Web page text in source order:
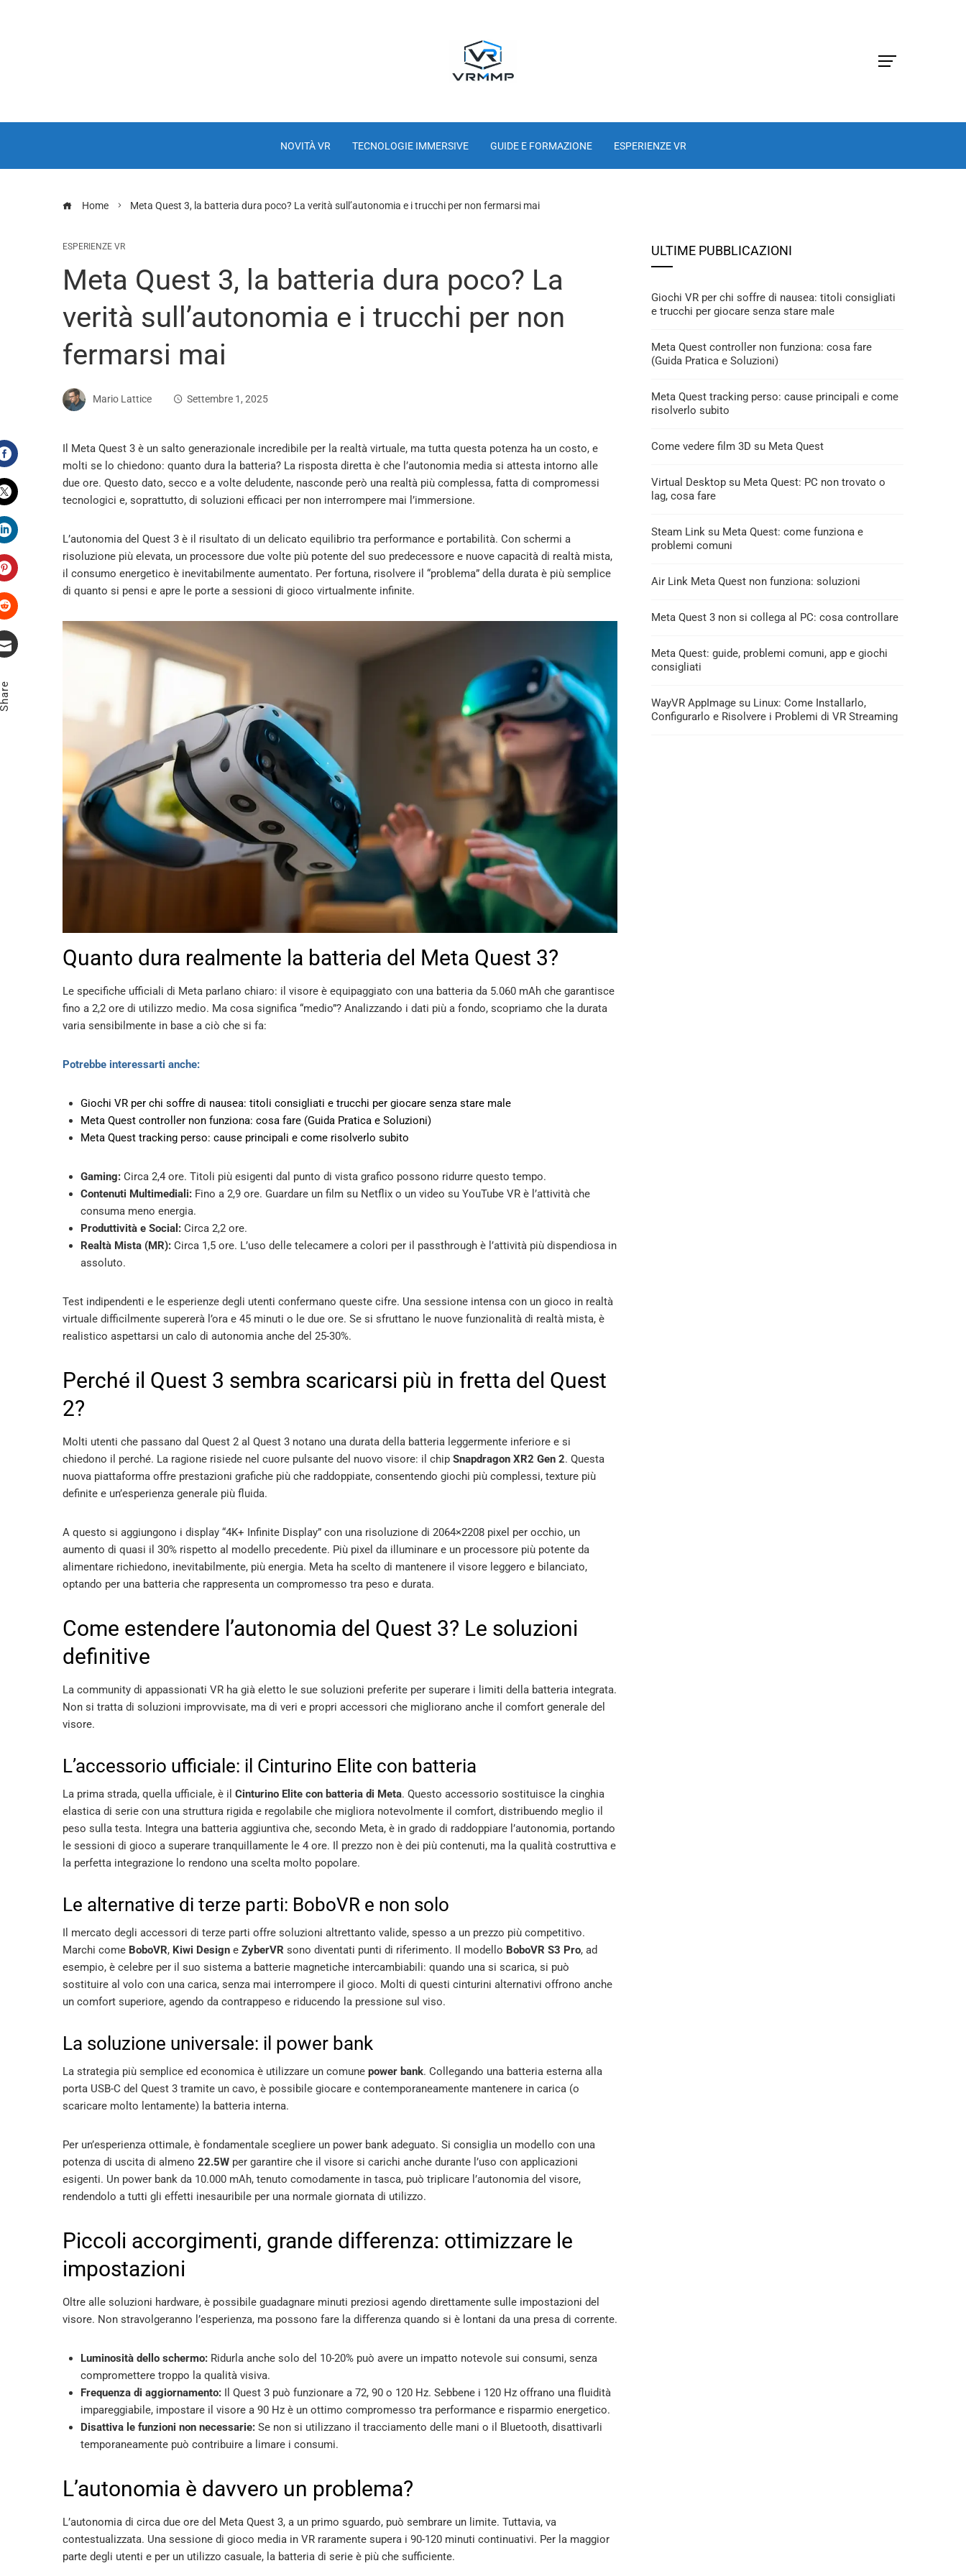
NOVITÀ VR TECNOLOGIE IMMERSIVE GUIDE E FORMAZIONE ESPERIENZE VR
Home Meta Quest 3, la batteria dura poco? La verità sull’autonomia e i trucchi per non fermarsi mai
ESPERIENZE VR
Meta Quest 3, la batteria dura poco? La
verità sull’autonomia e i trucchi per non
fermarsi mai
Mario Lattice Settembre 1, 2025
Facebook
Twitter
LinkedIn
Pinterest
Stumbleupon
Il Meta Quest 3 è un salto generazionale incredibile per la realtà virtuale, ma tutta questa potenza ha un costo, e
molti se lo chiedono: quanto dura la batteria? La risposta diretta è che l’autonomia media si attesta intorno alle
due ore. Questo dato, secco e a volte deludente, nasconde però una realtà più complessa, fatta di compromessi
tecnologici e, soprattutto, di soluzioni efficaci per non interrompere mai l’immersione.
L’autonomia del Quest 3 è il risultato di un delicato equilibrio tra performance e portabilità. Con schermi a
risoluzione più elevata, un processore due volte più potente del suo predecessore e nuove capacità di realtà mista,
il consumo energetico è inevitabilmente aumentato. Per fortuna, risolvere il “problema” della durata è più semplice
di quanto si pensi e apre le porte a sessioni di gioco virtualmente infinite.
Quanto dura realmente la batteria del Meta Quest 3?
Le specifiche ufficiali di Meta parlano chiaro: il visore è equipaggiato con una batteria da 5.060 mAh che garantisce
fino a 2,2 ore di utilizzo medio. Ma cosa significa “medio”? Analizzando i dati più a fondo, scopriamo che la durata
varia sensibilmente in base a ciò che si fa:
Potrebbe interessarti anche:
Giochi VR per chi soffre di nausea: titoli consigliati e trucchi per giocare senza stare male
Meta Quest controller non funziona: cosa fare (Guida Pratica e Soluzioni)
Meta Quest tracking perso: cause principali e come risolverlo subito
Gaming: Circa 2,4 ore. Titoli più esigenti dal punto di vista grafico possono ridurre questo tempo.
Contenuti Multimediali: Fino a 2,9 ore. Guardare un film su Netflix o un video su YouTube VR è l’attività che
consuma meno energia.
Produttività e Social: Circa 2,2 ore.
Realtà Mista (MR): Circa 1,5 ore. L’uso delle telecamere a colori per il passthrough è l’attività più dispendiosa in
assoluto.
Test indipendenti e le esperienze degli utenti confermano queste cifre. Una sessione intensa con un gioco in realtà
virtuale difficilmente supererà l’ora e 45 minuti o le due ore. Se si sfruttano le nuove funzionalità di realtà mista, è
realistico aspettarsi un calo di autonomia anche del 25-30%.
Perché il Quest 3 sembra scaricarsi più in fretta del Quest
2?
Molti utenti che passano dal Quest 2 al Quest 3 notano una durata della batteria leggermente inferiore e si
chiedono il perché. La ragione risiede nel cuore pulsante del nuovo visore: il chip Snapdragon XR2 Gen 2. Questa
nuova piattaforma offre prestazioni grafiche più che raddoppiate, consentendo giochi più complessi, texture più
definite e un’esperienza generale più fluida.
A questo si aggiungono i display “4K+ Infinite Display” con una risoluzione di 2064×2208 pixel per occhio, un
aumento di quasi il 30% rispetto al modello precedente. Più pixel da illuminare e un processore più potente da
alimentare richiedono, inevitabilmente, più energia. Meta ha scelto di mantenere il visore leggero e bilanciato,
optando per una batteria che rappresenta un compromesso tra peso e durata.
Come estendere l’autonomia del Quest 3? Le soluzioni
definitive
La community di appassionati VR ha già eletto le sue soluzioni preferite per superare i limiti della batteria integrata.
Non si tratta di soluzioni improvvisate, ma di veri e propri accessori che migliorano anche il comfort generale del
visore.
L’accessorio ufficiale: il Cinturino Elite con batteria
La prima strada, quella ufficiale, è il Cinturino Elite con batteria di Meta. Questo accessorio sostituisce la cinghia
elastica di serie con una struttura rigida e regolabile che migliora notevolmente il comfort, distribuendo meglio il
peso sulla testa. Integra una batteria aggiuntiva che, secondo Meta, è in grado di raddoppiare l’autonomia, portando
le sessioni di gioco a superare tranquillamente le 4 ore. Il prezzo non è dei più contenuti, ma la qualità costruttiva e
la perfetta integrazione lo rendono una scelta molto popolare.
Le alternative di terze parti: BoboVR e non solo
Il mercato degli accessori di terze parti offre soluzioni altrettanto valide, spesso a un prezzo più competitivo.
Marchi come BoboVR, Kiwi Design e ZyberVR sono diventati punti di riferimento. Il modello BoboVR S3 Pro, ad
esempio, è celebre per il suo sistema a batterie magnetiche intercambiabili: quando una si scarica, si può
sostituire al volo con una carica, senza mai interrompere il gioco. Molti di questi cinturini alternativi offrono anche
un comfort superiore, agendo da contrappeso e riducendo la pressione sul viso.
La soluzione universale: il power bank
La strategia più semplice ed economica è utilizzare un comune power bank. Collegando una batteria esterna alla
porta USB-C del Quest 3 tramite un cavo, è possibile giocare e contemporaneamente mantenere in carica (o
scaricare molto lentamente) la batteria interna.
Per un’esperienza ottimale, è fondamentale scegliere un power bank adeguato. Si consiglia un modello con una
potenza di uscita di almeno 22.5W per garantire che il visore si carichi anche durante l’uso con applicazioni
esigenti. Un power bank da 10.000 mAh, tenuto comodamente in tasca, può triplicare l’autonomia del visore,
rendendolo a tutti gli effetti inesauribile per una normale giornata di utilizzo.
Piccoli accorgimenti, grande differenza: ottimizzare le
impostazioni
Oltre alle soluzioni hardware, è possibile guadagnare minuti preziosi agendo direttamente sulle impostazioni del
visore. Non stravolgeranno l’esperienza, ma possono fare la differenza quando si è lontani da una presa di corrente.
Luminosità dello schermo: Ridurla anche solo del 10-20% può avere un impatto notevole sui consumi, senza
compromettere troppo la qualità visiva.
Frequenza di aggiornamento: Il Quest 3 può funzionare a 72, 90 o 120 Hz. Sebbene i 120 Hz offrano una fluidità
impareggiabile, impostare il visore a 90 Hz è un ottimo compromesso tra performance e risparmio energetico.
Disattiva le funzioni non necessarie: Se non si utilizzano il tracciamento delle mani o il Bluetooth, disattivarli
temporaneamente può contribuire a limare i consumi.
L’autonomia è davvero un problema?
L’autonomia di circa due ore del Meta Quest 3, a un primo sguardo, può sembrare un limite. Tuttavia, va
contestualizzata. Una sessione di gioco media in VR raramente supera i 90-120 minuti continuativi. Per la maggior
parte degli utenti e per un utilizzo casuale, la batteria di serie è più che sufficiente.
ULTIME PUBBLICAZIONI
Giochi VR per chi soffre di nausea: titoli consigliati
e trucchi per giocare senza stare male
Meta Quest controller non funziona: cosa fare
(Guida Pratica e Soluzioni)
Meta Quest tracking perso: cause principali e come
risolverlo subito
Come vedere film 3D su Meta Quest
Virtual Desktop su Meta Quest: PC non trovato o
lag, cosa fare
Steam Link su Meta Quest: come funziona e
problemi comuni
Air Link Meta Quest non funziona: soluzioni
Meta Quest 3 non si collega al PC: cosa controllare
Meta Quest: guide, problemi comuni, app e giochi
consigliati
WayVR AppImage su Linux: Come Installarlo,
Configurarlo e Risolvere i Problemi di VR Streaming